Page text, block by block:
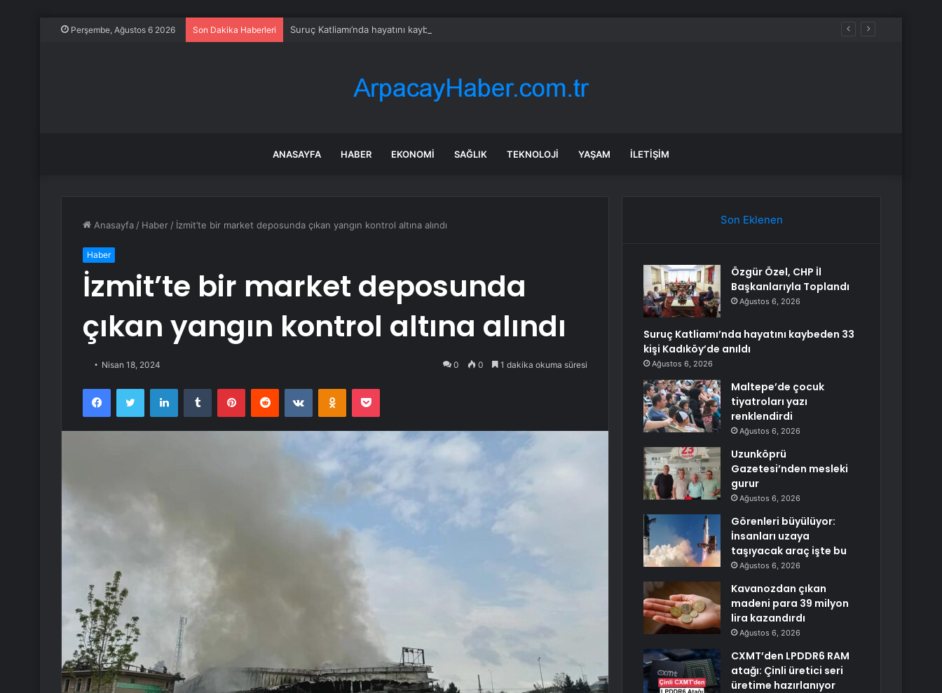
Perşembe, Ağustos 6 2026 Son Dakika Haberleri Suruç Katliamı’nda hayatını kaybeden 33 kişi Kadıköy’de anıldı
ANASAYFA HABER EKONOMI SAĞLIK TEKNOLOJI YAŞAM İLETIŞIM
Anasayfa / Haber / İzmit’te bir market deposunda çıkan yangın kontrol altına alındı
Haber
İzmit’te bir market deposunda
çıkan yangın kontrol altına alındı
Nisan 18, 2024 0 0 1 dakika okuma süresi
FacebookTwitter LinkedInTumblr PinterestReddit VKontakteOdnoklassniki
Pocket
Son Eklenen
Özgür Özel, CHP İl
Başkanlarıyla Toplandı
Ağustos 6, 2026
Suruç Katliamı’nda hayatını kaybeden 33
kişi Kadıköy’de anıldı
Ağustos 6, 2026
Maltepe’de çocuk
tiyatroları yazı
renklendirdi
Ağustos 6, 2026
Uzunköprü
Gazetesi’nden mesleki
gurur
Ağustos 6, 2026
Görenleri büyülüyor:
İnsanları uzaya
taşıyacak araç işte bu
Ağustos 6, 2026
Kavanozdan çıkan
madeni para 39 milyon
lira kazandırdı
Ağustos 6, 2026
CXMT’den LPDDR6 RAM
atağı: Çinli üretici seri
üretime hazırlanıyor